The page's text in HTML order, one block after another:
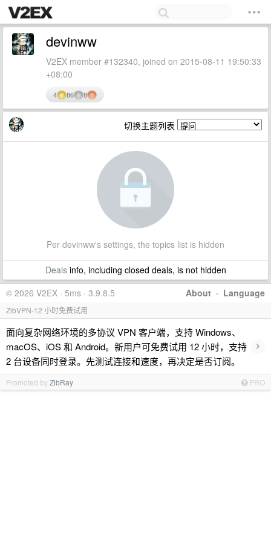
devinww
V2EX member #132340, joined on 2015-08-11 19:50:33
+08:00
4 86 8
切换主题列表
Per devinww's settings, the topics list is hidden
Dealsinfo, including closed deals, is not hidden
About · Language
© 2026 V2EX · 5ms · 3.9.8.5
ZibVPN-12 小时免费试用
面向复杂网络环境的多协议 VPN 客户端，支持 Windows、
macOS、iOS 和 Android。新用户可免费试用 12 小时，支持
2 台设备同时登录。先测试连接和速度，再决定是否订阅。
›
Promoted byZibRay PRO